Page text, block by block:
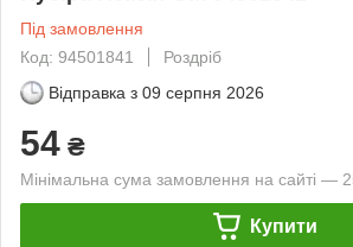
Під замовлення
Код: 94501841
Роздріб
Відправка з 09 серпня 2026
54 ₴
Мінімальна сума замовлення на сайті —
Купити